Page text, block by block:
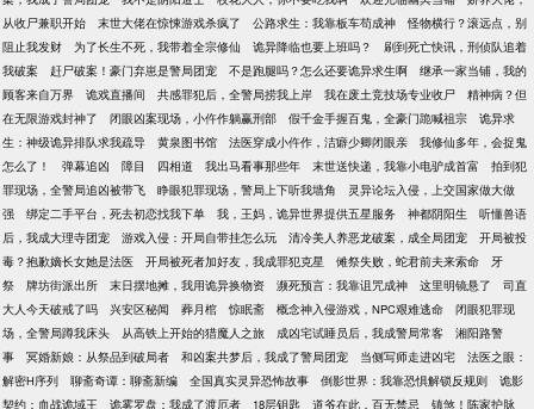
从收尸兼职开始
末世大佬在惊悚游戏杀疯了 公路求生：我靠板车苟成神
怪物横行？滚远点，别
阻止我发财
为了长生不死，我带着全宗修仙 诡异降临也要上班吗？
刷到死亡快讯，刑侦队追着
我破案
赶尸破案！豪门弃崽是警局团宠 不是跑腿吗？怎么还要诡异求生啊
继承一家当铺，我的
顾客来自万界
诡戏直播间 共感罪犯后，全警局捞我上岸 我在废土竞技场专业收尸
精神病？但
在无限游戏封神了
闭眼凶案现场，小仵作躺赢刑部 假千金手握百鬼，全豪门跪喊祖宗
诡异求
生：神级诡异排队求我疏导
黄泉图书馆 法医穿成小仵作，洁癖少卿闭眼亲
我修仙多年，会捉鬼
怎么了！
弹幕追凶 障目 四相道 我出马看事那些年 末世送快递，我靠小电驴成首富
拍到犯
罪现场，全警局追凶被带飞
睁眼犯罪现场，警局上下听我墙角
灵异论坛入侵，上交国家做大做
强
绑定二手平台，死去初恋找我下单 我，王妈，诡异世界提供五星服务 神都阴阳生
听懂兽语
后，我成大理寺团宠
游戏入侵：开局自带挂怎么玩 清冷美人养恶龙破案，成全局团宠
开局被投
毒？抱歉嫡长女她是法医
开局被死者加好友，我成罪犯克星 傩祭失败，蛇君前夫来索命
牙
祭
牌坊街派出所 末日摆地摊，我用诡异换物资 濒死预言：我靠诅咒成神 这里明镜悬了
司直
大人今天破戒了吗
兴安区秘闻 葬月棺 惊眠斋 概念神入侵游戏，NPC艰难逃命
闭眼犯罪现
场，全警局蹲我床头
从高铁上开始的猎魔人之旅 成凶宅试睡员后，我成警局常客
湘阳路警
事
冥婚新娘：从祭品到破局者 和凶案共梦后，我成了警局团宠 当侧写师走进凶宅
法医之眼：
解密H序列
聊斋奇谭：聊斋新编 全国真实灵异恐怖故事 倒影世界：我靠恐惧解锁反规则
诡影
契约：血战诡域王
诡雾罗盘：我成了渡厄者 18层钥匙 道爷在此，百无禁忌 镇煞！陈家护脉